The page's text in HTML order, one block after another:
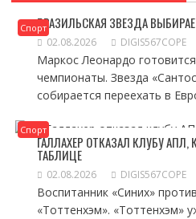
СпортБРАЗИЛЬСКАЯ ЗВЕЗДА
02.08.2026 DIGIS567COPE
Маркос Леонардо
чемпионаты. Звезда
собирается переехать в
Спорт
ГАЛЛАХЕР ОТКАЗАЛ КЛУБУ
ТАБЛИЦЕ
02.08.2026 DIGIS567COPE
Воспитанник «Синих»
«Тоттенхэм». «Тоттенхэм»